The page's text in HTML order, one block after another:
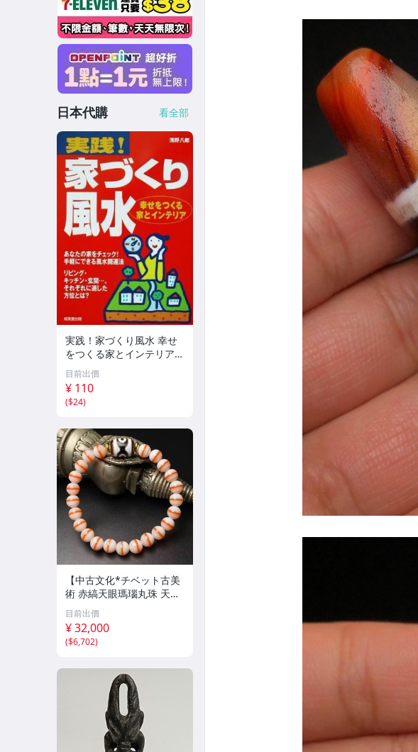
日本代購 看全部
実践！家づくり風水 幸せ
をつくる家とインテリア/
浅野八郎(著者)
目前出價
¥ 110
($24)
【中古文化*チベット古美
術 赤縞天眼瑪瑙丸珠 天地
天珠組み合わせブレスレッ
ト 縞瑪瑙 古玩 アンティー
ク お守り コレクション 腕
輪 】
目前出價
¥ 32,000
($6,702)